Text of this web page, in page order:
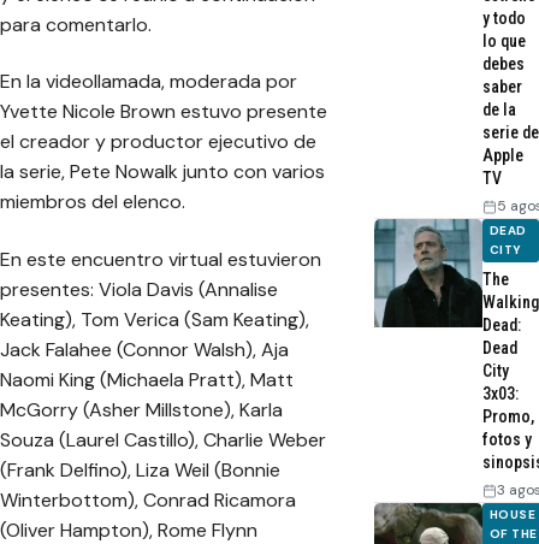
para comentarlo.
En la videollamada, moderada por
Yvette Nicole Brown estuvo presente
el creador y productor ejecutivo de
la serie, Pete Nowalk junto con varios
miembros del elenco.
En este encuentro virtual estuvieron
presentes: Viola Davis (Annalise
Keating), Tom Verica (Sam Keating),
Jack Falahee (Connor Walsh), Aja
Naomi King (Michaela Pratt), Matt
McGorry (Asher Millstone), Karla
Souza (Laurel Castillo), Charlie Weber
(Frank Delfino), Liza Weil (Bonnie
Winterbottom), Conrad Ricamora
(Oliver Hampton), Rome Flynn
y todo
lo que
debes
saber
de la
serie de
Apple
TV
5
DEAD
CITY
The
Walking
Dead:
Dead
City
3x03:
Promo,
fotos y
3
HOUSE
OF THE